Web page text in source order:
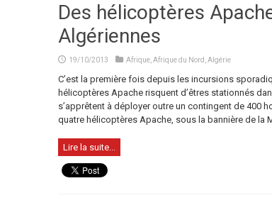
Des hélicoptères
Algériennes
19/10/2013 Afrique, Afrique du Nord Algérie
C’est la première fois depuis les incursions
hélicoptères Apache risquent d’êtres stationnés
s’apprêtent à déployer outre un contingent de 400
quatre hélicoptères Apache, sous la bannière de la
Lire la suite...